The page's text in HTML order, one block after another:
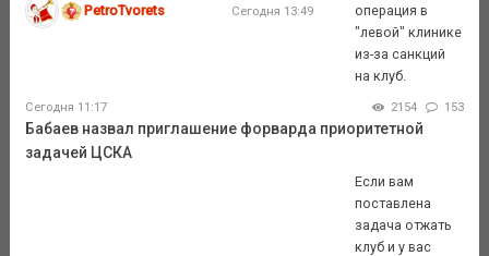
PetroTvorets Сегодня 13:49
операция в
"левой" клинике
из-за санкций
на клуб.
Сегодня 11:17 2154 153
Бабаев назвал приглашение форварда приоритетной
задачей ЦСКА
Если вам
поставлена
задача отжать
клуб и у вас